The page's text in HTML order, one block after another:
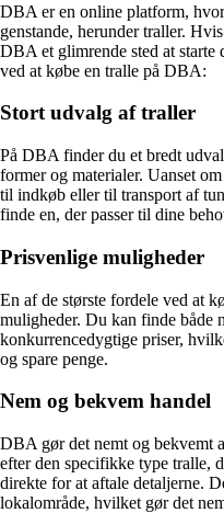
DBA er en online platform,
genstande, herunder traller.
DBA et glimrende sted at
ved at købe en tralle på DBA:
Stort udvalg af traller
På DBA finder du et bredt
former og materialer. Uanset
til indkøb eller til transport af
finde en, der passer til dine
Prisvenlige muligheder
En af de største fordele ved at
muligheder. Du kan finde både
konkurrencedygtige priser,
og spare penge.
Nem og bekvem handel
DBA gør det nemt og bekvemt
efter den specifikke type tralle,
direkte for at aftale detaljerne.
lokalområde, hvilket gør det